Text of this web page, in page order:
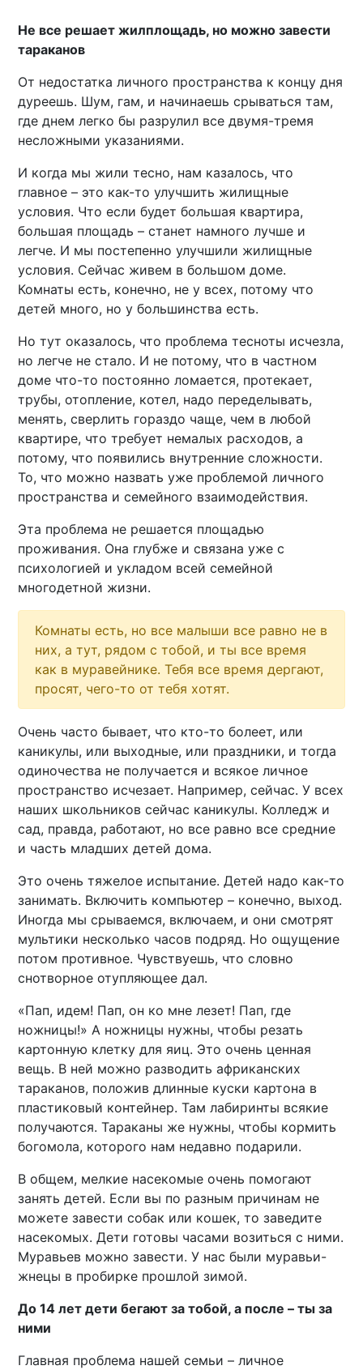
Не все решает жилплощадь, но можно завести
тараканов
От недостатка личного пространства к концу дня
дуреешь. Шум, гам, и начинаешь срываться там,
где днем легко бы разрулил все двумя-тремя
несложными указаниями.
И когда мы жили тесно, нам казалось, что
главное – это как-то улучшить жилищные
условия. Что если будет большая квартира,
большая площадь – станет намного лучше и
легче. И мы постепенно улучшили жилищные
условия. Сейчас живем в большом доме.
Комнаты есть, конечно, не у всех, потому что
детей много, но у большинства есть.
Но тут оказалось, что проблема тесноты исчезла,
но легче не стало. И не потому, что в частном
доме что-то постоянно ломается, протекает,
трубы, отопление, котел, надо переделывать,
менять, сверлить гораздо чаще, чем в любой
квартире, что требует немалых расходов, а
потому, что появились внутренние сложности.
То, что можно назвать уже проблемой личного
пространства и семейного взаимодействия.
Эта проблема не решается площадью
проживания. Она глубже и связана уже с
психологией и укладом всей семейной
многодетной жизни.
Комнаты есть, но все малыши все равно не в
них, а тут, рядом с тобой, и ты все время
как в муравейнике. Тебя все время дергают,
просят, чего-то от тебя хотят.
Очень часто бывает, что кто-то болеет, или
каникулы, или выходные, или праздники, и тогда
одиночества не получается и всякое личное
пространство исчезает. Например, сейчас. У всех
наших школьников сейчас каникулы. Колледж и
сад, правда, работают, но все равно все средние
и часть младших детей дома.
Это очень тяжелое испытание. Детей надо как-то
занимать. Включить компьютер – конечно, выход.
Иногда мы срываемся, включаем, и они смотрят
мультики несколько часов подряд. Но ощущение
потом противное. Чувствуешь, что словно
снотворное отупляющее дал.
«Пап, идем! Пап, он ко мне лезет! Пап, где
ножницы!» А ножницы нужны, чтобы резать
картонную клетку для яиц. Это очень ценная
вещь. В ней можно разводить африканских
тараканов, положив длинные куски картона в
пластиковый контейнер. Там лабиринты всякие
получаются. Тараканы же нужны, чтобы кормить
богомола, которого нам недавно подарили.
В общем, мелкие насекомые очень помогают
занять детей. Если вы по разным причинам не
можете завести собак или кошек, то заведите
насекомых. Дети готовы часами возиться с ними.
Муравьев можно завести. У нас были муравьи-
жнецы в пробирке прошлой зимой.
До 14 лет дети бегают за тобой, а после – ты за
ними
Главная проблема нашей семьи – личное